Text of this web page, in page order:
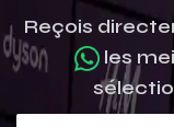
Reçois
les